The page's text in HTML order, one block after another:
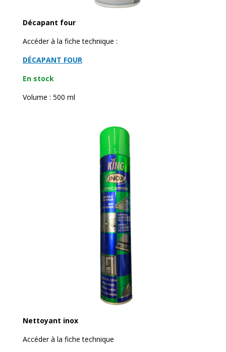
Décapant four
Accéder à la fiche technique :
DÉCAPANT FOUR
En stock
Volume : 500 ml
Nettoyant inox
Accéder à la fiche technique